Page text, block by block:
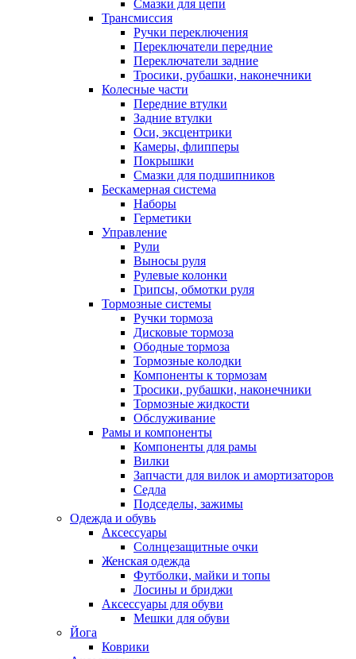
Смазки для цепи
Трансмиссия
Ручки переключения
Переключатели передние
Переключатели задние
Тросики, рубашки, наконечники
Колесные части
Передние втулки
Задние втулки
Оси, эксцентрики
Камеры, флипперы
Покрышки
Смазки для подшипников
Бескамерная система
Наборы
Герметики
Управление
Рули
Выносы руля
Рулевые колонки
Грипсы, обмотки руля
Тормозные системы
Ручки тормоза
Дисковые тормоза
Ободные тормоза
Тормозные колодки
Компоненты к тормозам
Тросики, рубашки, наконечники
Тормозные жидкости
Обслуживание
Рамы и компоненты
Компоненты для рамы
Вилки
Запчасти для вилок и амортизаторов
Седла
Подседелы, зажимы
Одежда и обувь
Аксессуары
Солнцезащитные очки
Женская одежда
Футболки, майки и топы
Лосины и бриджи
Аксессуары для обуви
Мешки для обуви
Йога
Коврики